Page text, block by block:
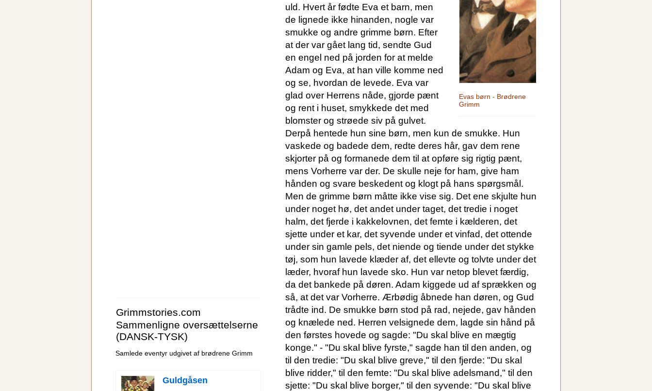
Grimmstories.com
Sammenligne oversættelserne
(DANSK-TYSK)
Samlede eventyr udgivet af brødrene Grimm
Guldgåsen
Evas børn - Brødrene
Grimm
uld. Hvert år fødte Eva et barn, men
de lignede ikke hinanden, nogle var
smukke og andre grimme børn. Efter
at der var gået lang tid, sendte Gud
en engel ned på jorden for at melde
Adam og Eva, at han ville komme ned
og se, hvordan de levede. Eva var
glad over Herrens nåde, gjorde pænt
og rent i huset, smykkede det med
blomster og strøede siv på gulvet.
Derpå hentede hun sine børn, men kun de smukke. Hun
vaskede og badede dem, redte deres hår, gav dem rene
skjorter på og formanede dem til at opføre sig rigtig pænt,
mens Vorherre var der. De skulle neje for ham, give ham
hånden og svare beskedent og klogt på hans spørgsmål.
Men de grimme børn måtte ikke vise sig. Det ene skjulte hun
under noget hø, det andet under taget, det tredie i noget
halm, det fjerde i kakkelovnen, det femte i kælderen, det
sjette under et kar, det syvende under et vinfad, det ottende
under sin gamle pels, det niende og tiende under det stykke
tøj, som hun lavede klæder af, det ellevte og tolvte under det
læder, hvoraf hun lavede sko. Hun var netop blevet færdig,
da det bankede på døren. Adam kiggede ud af sprækken og
så, at det var Vorherre. Ærbødig åbnede han døren, og Gud
trådte ind. De smukke børn stod på rad, nejede, gav hånden
og knælede ned. Herren velsignede dem, lagde sin hånd på
den førstes hovede og sagde: "Du skal blive en mægtig
konge." - "Du skal blive fyrste," sagde han til den anden, og
til den tredie: "Du skal blive greve," til den fjerde: "Du skal
blive ridder," til den femte: "Du skal blive adelsmand," til den
sjette: "Du skal blive borger," til den syvende: "Du skal blive